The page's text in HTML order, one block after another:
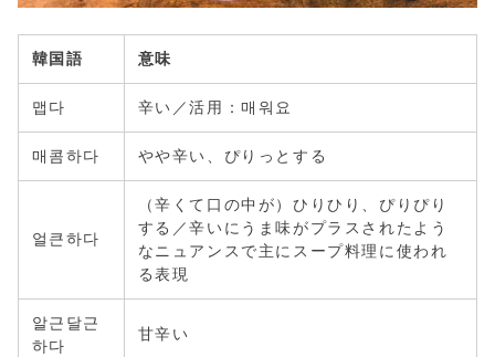
韓国語 意味
맵다 辛い／活用：매워요
매콤하다 やや辛い、ぴりっとする
얼큰하다
（辛くて口の中が）ひりひり、ぴりぴり
する／辛いにうま味がプラスされたよう
なニュアンスで主にスープ料理に使われ
る表現
알근달근
하다
甘辛い